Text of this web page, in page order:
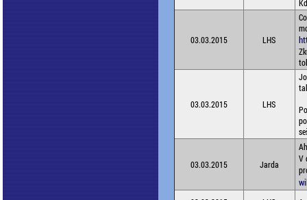
03.03.2015 LHS
03.03.2015 LHS
03.03.2015 Jarda
V